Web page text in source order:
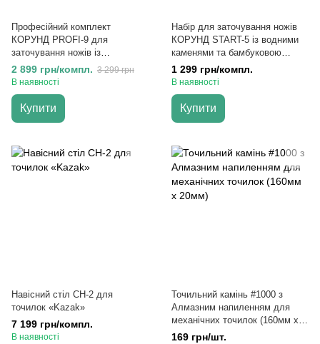
Професійний комплект
КОРУНД PROFI-9 для
заточування ножів із
бамбуковою основою (9
предметів)
2 899 грн/компл. 3 299 грн
В наявності
Купити
Набір для заточування ножів
КОРУНД START-5 із водними
каменями та бамбуковою
базою (#1000/#6000, 5
предметів)
1 299 грн/компл.
В наявності
Купити
Навісний стіл СН-2 для
точилок «Kazak»
7 199 грн/компл.
В наявності
Точильний камінь #1000 з
Алмазним напиленням для
механічних точилок (160мм х
20мм)
169 грн/шт.